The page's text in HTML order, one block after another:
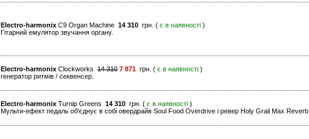
Electro-harmonix C9 Organ Machine 14 310 грн. ( є в наявності )
Гітарний емулятор звучання органу.
Electro-harmonix Clockworks 14 310 7 871 грн. ( є в наявності )
генератор ритмів / секвенсер.
Electro-harmonix Turnip Greens 14 310 грн. ( є в наявності )
Мульти-ефект педаль об'єднує в собі овердрайв Soul Food Overdrive і ревер Holy Grail Max Reverb.